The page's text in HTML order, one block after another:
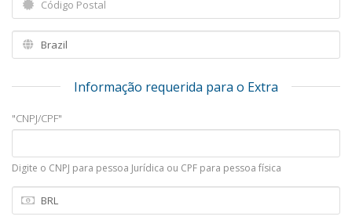
Informação requerida para o Extra
"CNPJ/CPF"
Digite o CNPJ para pessoa Jurídica ou CPF para pessoa física